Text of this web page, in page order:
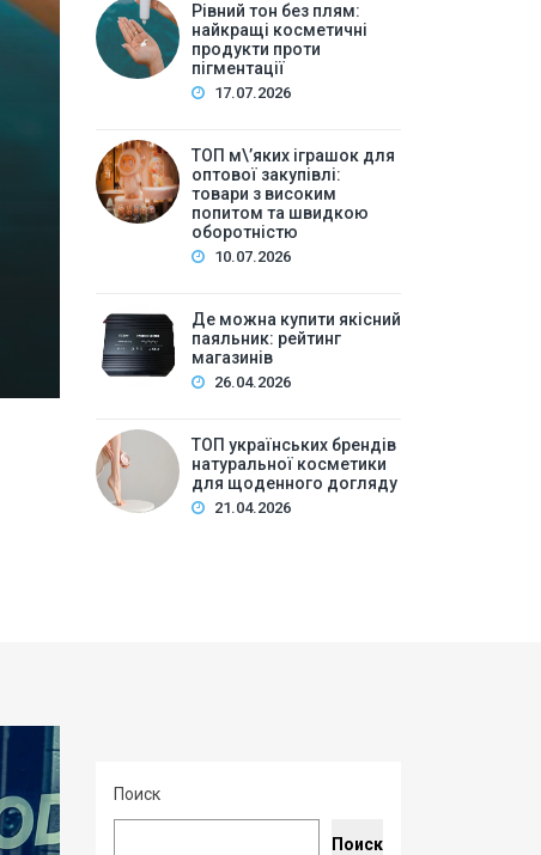
ТОП м\’яких іграшок для
високим попитом
Зміст:Історія попиту на м\’які іграшки: від
оптової закупівлі у 2026 роціKalibri — лідер за
Рівний тон без плям:
найкращі косметичні
продукти проти
пігментації
17.07.2026
ТОП м\’яких іграшок для
оптової закупівлі:
товари з високим
попитом та швидкою
оборотністю
10.07.2026
Де можна купити якісний
паяльник: рейтинг
магазинів
26.04.2026
ТОП українських брендів
натуральної косметики
для щоденного догляду
21.04.2026
Поиск
Поиск